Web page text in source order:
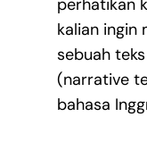
perhatikan
kalian ingin
sebuah
(narrative
bahasa